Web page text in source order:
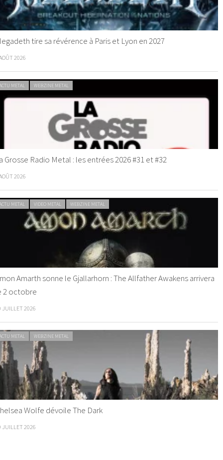
tire sa révérence à Paris et Lyon en 2027
2026
METAL WEBZINE METAL
Grosse Radio Metal : les entrées 2026 #31 et #32
2026
METAL VIDEO METAL WEBZINE METAL
Amarth sonne le Gjallarhorn : The Allfather Awakens arrivera
2 octobre
JUILLET 2026
METAL WEBZINE METAL
Wolfe dévoile The Dark
JUILLET 2026